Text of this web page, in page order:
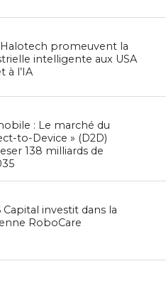
promeuvent la
intelligente aux USA
à l’IA
: Le marché du
to-Device » (D2D)
138 milliards de
Capital investit dans la
RoboCare